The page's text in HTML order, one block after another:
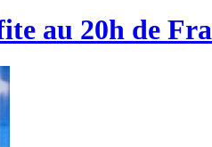
au 20h de